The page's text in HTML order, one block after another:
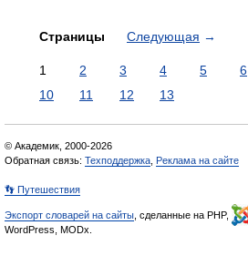
Страницы Следующая →
1 2 3 4 5 6
10
11 12 13
© Академик, 2000-2026
Обратная связь: Техподдержка Реклама на сайте
👣 Путешествия
Экспорт словарей на сайты , сделанные на PHP,
WordPress, MODx.